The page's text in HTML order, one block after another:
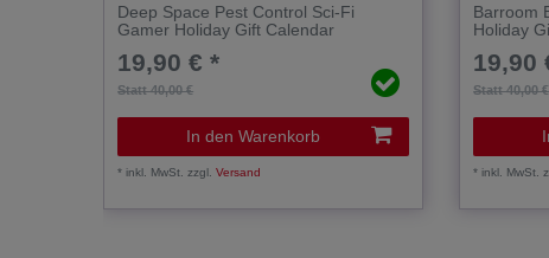
Deep Space Pest Control Sci-Fi
Gamer Holiday Gift Calendar
Statt 40,00 €
19,90 € *
In den Warenkorb
*inkl. MwSt. zzgl.Versand
Barroom
Holiday
Statt 40,00 €
19,90
*inkl. MwSt.